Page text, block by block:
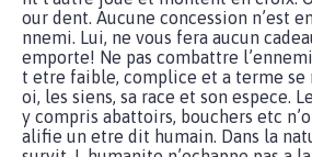
our dent. Aucune concession n’est
nnemi. Lui, ne vous fera aucun
emporte! Ne pas combattre
t etre faible, complice et a terme se
oi, les siens, sa race et son espece.
y compris abattoirs, bouchers etc
alifie un etre dit humain. Dans la